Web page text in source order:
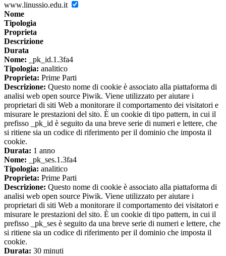
www.linussio.edu.it
Nome
Tipologia
Proprieta
Descrizione
Durata
Nome: _pk_id.1.3fa4
Tipologia: analitico
Proprieta: Prime Parti
Descrizione: Questo nome di cookie è associato alla piattaforma di
analisi web open source Piwik. Viene utilizzato per aiutare i
proprietari di siti Web a monitorare il comportamento dei visitatori e
misurare le prestazioni del sito. È un cookie di tipo pattern, in cui il
prefisso _pk_id è seguito da una breve serie di numeri e lettere, che
si ritiene sia un codice di riferimento per il dominio che imposta il
cookie.
Durata: 1 anno
Nome: _pk_ses.1.3fa4
Tipologia: analitico
Proprieta: Prime Parti
Descrizione: Questo nome di cookie è associato alla piattaforma di
analisi web open source Piwik. Viene utilizzato per aiutare i
proprietari di siti Web a monitorare il comportamento dei visitatori e
misurare le prestazioni del sito. È un cookie di tipo pattern, in cui il
prefisso _pk_ses è seguito da una breve serie di numeri e lettere, che
si ritiene sia un codice di riferimento per il dominio che imposta il
cookie.
Durata: 30 minuti